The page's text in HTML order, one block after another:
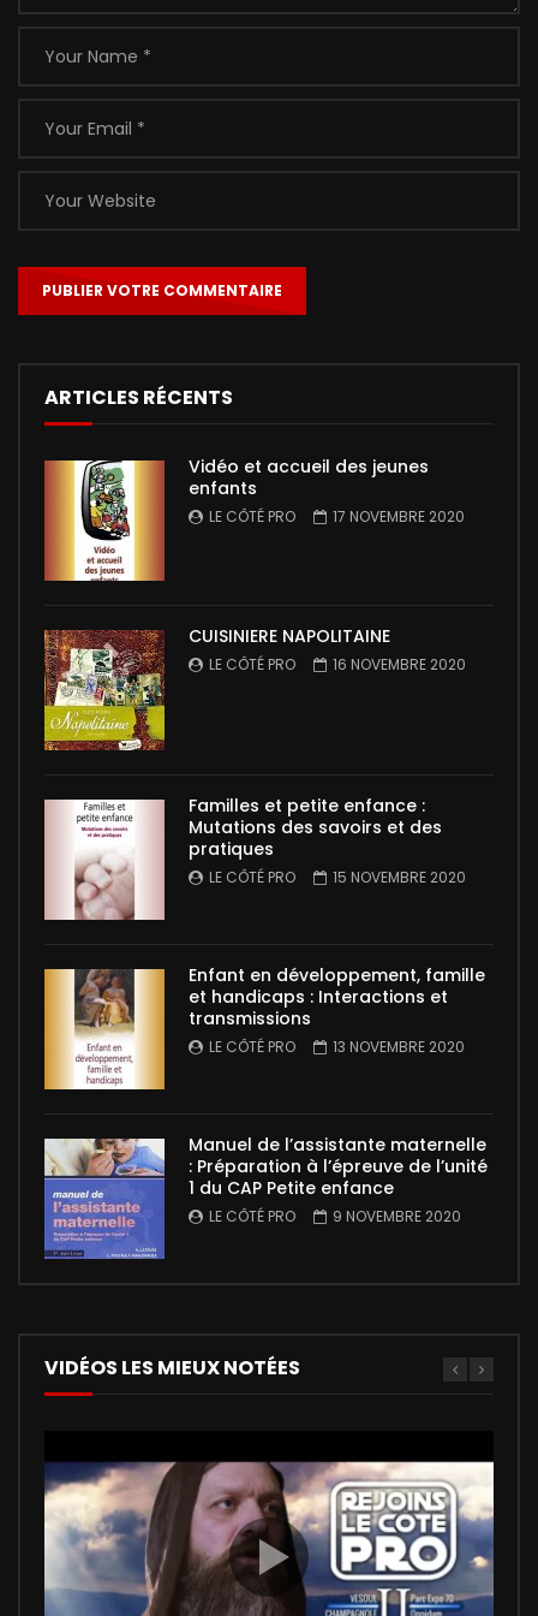
ARTICLES RÉCENTS
Vidéo et accueil des jeunes
enfants
LE CÔTÉ PRO 17 NOVEMBRE 2020
CUISINIERE NAPOLITAINE
LE CÔTÉ PRO 16 NOVEMBRE 2020
Familles et petite enfance :
Mutations des savoirs et des
pratiques
LE CÔTÉ PRO 15 NOVEMBRE 2020
Enfant en développement, famille
et handicaps : Interactions et
transmissions
LE CÔTÉ PRO 13 NOVEMBRE 2020
Manuel de l’assistante maternelle
: Préparation à l’épreuve de l’unité
1 du CAP Petite enfance
LE CÔTÉ PRO 9 NOVEMBRE 2020
VIDÉOS LES MIEUX NOTÉES